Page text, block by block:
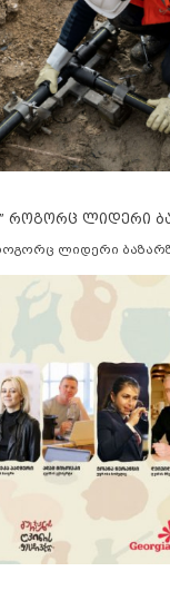
როგორც ლიდერი
ლიდერი